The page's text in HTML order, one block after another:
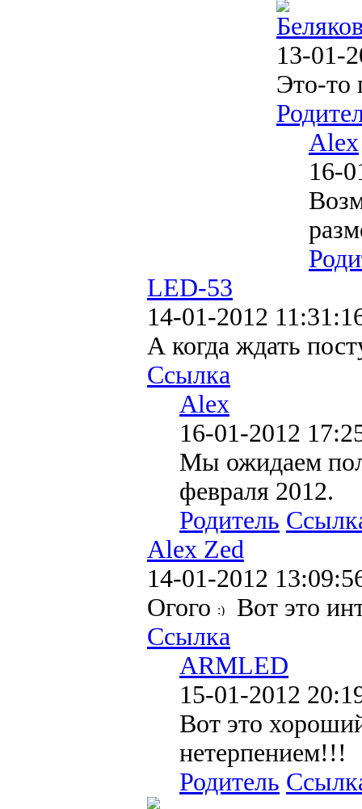
13-01-
Это-то
Alex
16-
LED-53
14-01-2012
А когда ждать
Ссылка
Alex
16-01-2012
Мы ожидаем
февраля 2012.
Родитель
Alex Zed
14-01-2012
Огого
Вот это
Ссылка
ARMLED
15-01-2012
Вот это
нетерпением!!!
Родитель